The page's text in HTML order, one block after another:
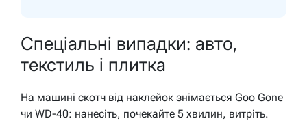
Спеціальні випадки: авто,
текстиль і плитка
На машині скотч від наклейок знімається Goo Gone
чи WD-40: нанесіть, почекайте 5 хвилин, витріть.